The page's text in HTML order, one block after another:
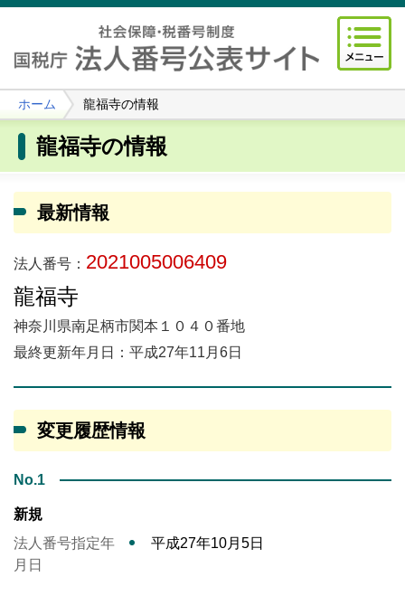
ホーム 龍福寺の情報
龍福寺の情報
最新情報
法人番号： 2021005006409
龍福寺
神奈川県南足柄市関本１０４０番地
最終更新年月日：平成27年11月6日
変更履歴情報
No.1
新規
法人番号指定年
月日
平成27年10月5日